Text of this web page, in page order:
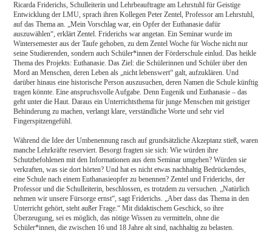
Ricarda Friderichs, Schulleiterin und Lehrbeauftragte am Lehrstuhl für Geistige
Entwicklung der LMU, sprach ihren Kollegen Peter Zentel, Professor am Lehrstuhl,
auf das Thema an. „Mein Vorschlag war, ein Opfer der Euthanasie dafür
auszuwählen“, erklärt Zentel. Friderichs war angetan. Ein Seminar wurde im
Wintersemester aus der Taufe gehoben, zu dem Zentel Woche für Woche nicht nur
seine Studierenden, sondern auch Schüler*innen der Förderschule einlud. Das heikle
Thema des Projekts: Euthanasie. Das Ziel: die Schülerinnen und Schüler über den
Mord an Menschen, deren Leben als „nicht lebenswert“ galt, aufzuklären. Und
darüber hinaus eine historische Person auszusuchen, deren Namen die Schule künftig
tragen könnte. Eine anspruchsvolle Aufgabe. Denn Eugenik und Euthanasie – das
geht unter die Haut. Daraus ein Unterrichtsthema für junge Menschen mit geistiger
Behinderung zu machen, verlangt klare, verständliche Worte und sehr viel
Fingerspitzengefühl.
Während die Idee der Umbenennung rasch auf grundsätzliche Akzeptanz stieß, waren
manche Lehrkräfte reserviert. Besorgt fragten sie sich: Wie würden ihre
Schutzbefohlenen mit den Informationen aus dem Seminar umgehen? Würden sie
verkraften, was sie dort hörten? Und hat es nicht etwas nachhaltig Bedrückendes,
eine Schule nach einem Euthanasieopfer zu benennen? Zentel und Friderichs, der
Professor und die Schulleiterin, beschlossen, es trotzdem zu versuchen. „Natürlich
nehmen wir unsere Fürsorge ernst“, sagt Friderichs. „Aber dass das Thema in den
Unterricht gehört, steht außer Frage.“ Mit didaktischem Geschick, so ihre
Überzeugung, sei es möglich, das nötige Wissen zu vermitteln, ohne die
Schüler*innen, die zwischen 16 und 18 Jahre alt sind, nachhaltig zu belasten.